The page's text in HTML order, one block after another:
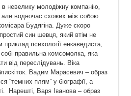
невелику молодіжну компанію,
але водночас схожих між собою
Будягіна. Дуже скоро
син шевця, який втім не
психології енкаведиста,
правильна комсомолка, яка
від переслідувань. Віка
Вадим Марасевич – образ
“темних плям” у біографії, а
Нарешті, Варя Іванова – образ